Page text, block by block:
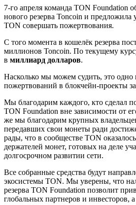
7-го апреля команда TON Foundation
нового резерва Toncoin и предложила
TON совершать пожертвования.
С того момента в кошелёк резерва
миллионов Toncoin. По текущему
в миллиард долларов.
Насколько мы можем судить, это
пожертвований в блокчейн-проекты
Мы благодарим каждого, кто сделал
TON Foundation вне зависимости от
же мы благодарим крупных
передавших свои монеты ради
рады, что в сообществе TON
держателей монет, готовых на деле
долгосрочном развитии сети.
Все собранные средства будут
экосистемы TON. Мы уверены, что
резерва TON Foundation позволит
глобальных партнеров и инвесторов,